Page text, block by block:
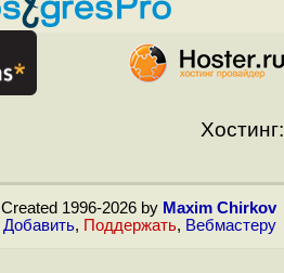
Хостинг:
Created 1996-2026 by Maxim Chirkov
Добавить, Поддержать, Вебмастеру